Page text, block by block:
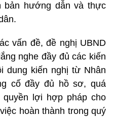
bản hướng dẫn và thực
vấn đề, đề nghị UBND
nghe đầy đủ các kiến
dung kiến nghị từ Nhân
cố đầy đủ hồ sơ, quá
lợi hợp pháp cho
hoàn thành trong quý